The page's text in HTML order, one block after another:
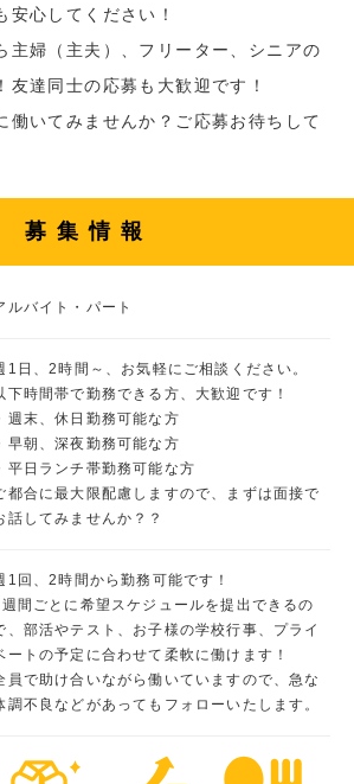
安心してください！
主婦（主夫）、フリーター、シニアの
友達同士の応募も大歓迎です！
働いてみませんか？ご応募お待ちして
募集情報
ルバイト・パート
1日、2時間～、お気軽にご相談ください。
下時間帯で勤務できる方、大歓迎です！
週末、休日勤務可能な方
早朝、深夜勤務可能な方
平日ランチ帯勤務可能な方
都合に最大限配慮しますので、まずは面接で
話してみませんか？？
1回、2時間から勤務可能です！
間ごとに希望スケジュールを提出できるの
、部活やテスト、お子様の学校行事、プライ
ートの予定に合わせて柔軟に働けます！
員で助け合いながら働いていますので、急な
調不良などがあってもフォローいたします。